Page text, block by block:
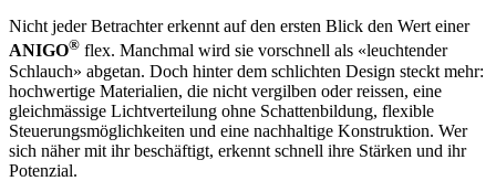
Nicht jeder Betrachter erkennt auf den ersten Blick den Wert einer
ANIGO® flex. Manchmal wird sie vorschnell als «leuchtender
Schlauch» abgetan. Doch hinter dem schlichten Design steckt mehr:
hochwertige Materialien, die nicht vergilben oder reissen, eine
gleichmässige Lichtverteilung ohne Schattenbildung, flexible
Steuerungsmöglichkeiten und eine nachhaltige Konstruktion. Wer
sich näher mit ihr beschäftigt, erkennt schnell ihre Stärken und ihr
Potenzial.